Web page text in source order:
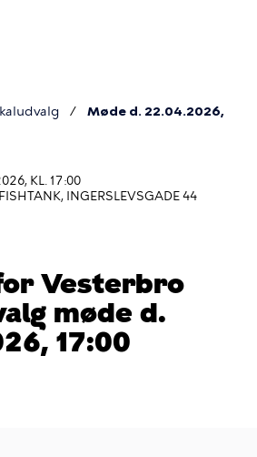
Møde d. 22.04.2026,
KL. 17:00
INGERSLEVSGADE 44
Vesterbro
møde d.
17:00